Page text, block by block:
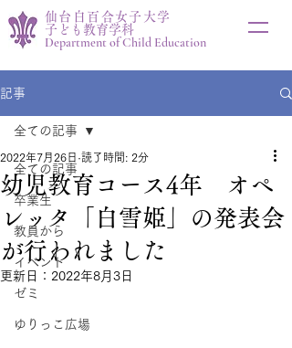
仙台白百合女子大学
子ども教育学科
Department of Child Education
記事
全ての記事
卒業生
教員から
イベント
ゼミ
ゆりっこ広場
全ての記事
幼児教育コース4年 オペ
レッタ「白雪姫」の発表会
が行われました
2022年7月26日 読了時間: 2分
更新日： 2022年8月3日